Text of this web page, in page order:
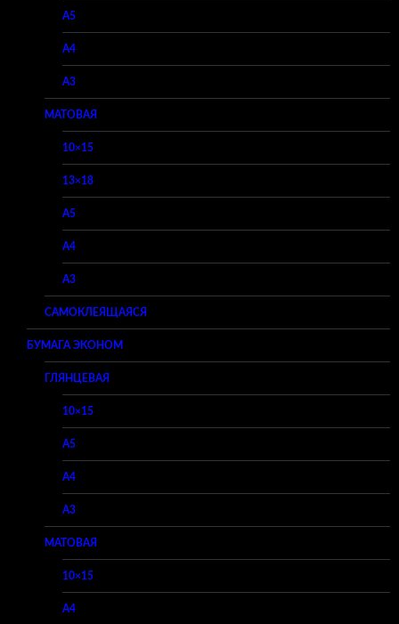
A5
A4
A3
МАТОВАЯ
10×15
13×18
A5
A4
A3
САМОКЛЕЯЩАЯСЯ
БУМАГА ЭКОНОМ
ГЛЯНЦЕВАЯ
10×15
A5
A4
A3
МАТОВАЯ
10×15
A4